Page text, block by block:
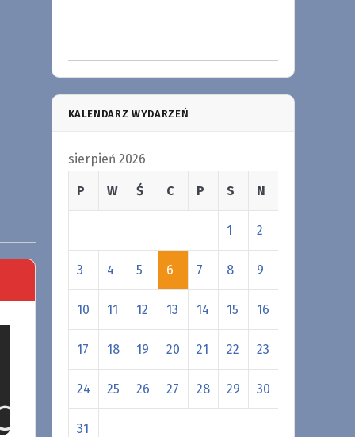
KALENDARZ WYDARZEŃ
sierpień 2026
P W Ś C P S N
1 2
3 4 5 6 7 8 9
10 11 12 13 14 15 16
17 18 19 20 21 22 23
24 25 26 27 28 29 30
31